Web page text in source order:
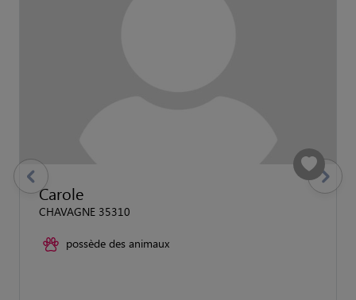
Carole
CHAVAGNE 35310
possède des animaux
previous Suivant